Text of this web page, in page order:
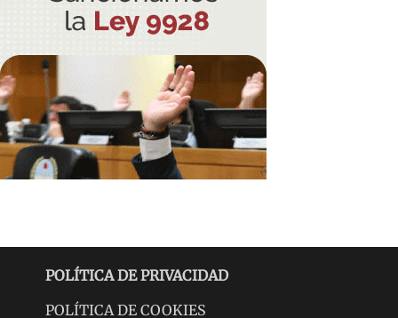
POLÍTICA DE PRIVACIDAD
POLÍTICA DE COOKIES